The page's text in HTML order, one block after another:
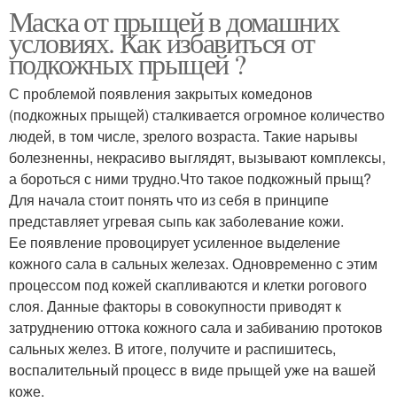
Маска от прыщей в домашних
условиях. Как избавиться от
подкожных прыщей ?
С проблемой появления закрытых комедонов
(подкожных прыщей) сталкивается огромное количество
людей, в том числе, зрелого возраста. Такие нарывы
болезненны, некрасиво выглядят, вызывают комплексы,
а бороться с ними трудно.Что такое подкожный прыщ?
Для начала стоит понять что из себя в принципе
представляет угревая сыпь как заболевание кожи.
Ее появление провоцирует усиленное выделение
кожного сала в сальных железах. Одновременно с этим
процессом под кожей скапливаются и клетки рогового
слоя. Данные факторы в совокупности приводят к
затруднению оттока кожного сала и забиванию протоков
сальных желез. В итоге, получите и распишитесь,
воспалительный процесс в виде прыщей уже на вашей
коже.